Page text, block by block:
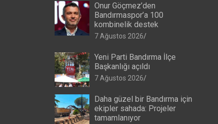
Onur Göçmez’den
Bandırmaspor’a 100
kombinelik destek
7 Ağustos 2026
Yeni Parti Bandırma İlçe
Başkanlığı açıldı
7 Ağustos 2026
Daha güzel bir Bandırma için
ekipler sahada: Projeler
tamamlanıyor